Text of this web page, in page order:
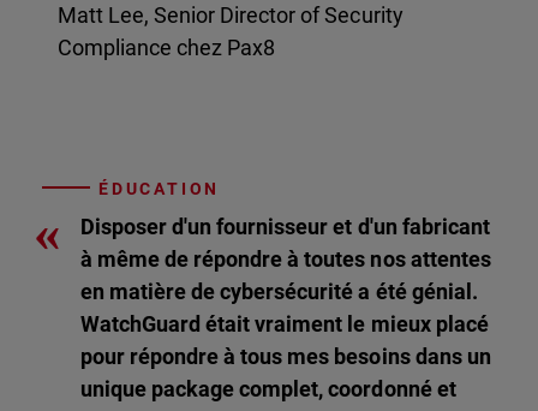
Matt Lee, Senior Director of Security
Compliance chez Pax8
ÉDUCATION
«
Disposer d'un fournisseur et d'un fabricant
à même de répondre à toutes nos attentes
en matière de cybersécurité a été génial.
WatchGuard était vraiment le mieux placé
pour répondre à tous mes besoins dans un
unique package complet, coordonné et